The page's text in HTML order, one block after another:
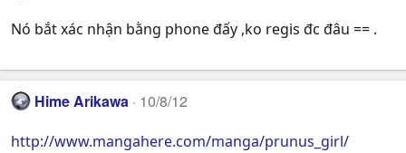
Nó bắt xác nhận bằng phone đấy ,ko regis đc đâu == .
Hime Arikawa 10/8/12
http://www.mangahere.com/manga/prunus_girl/